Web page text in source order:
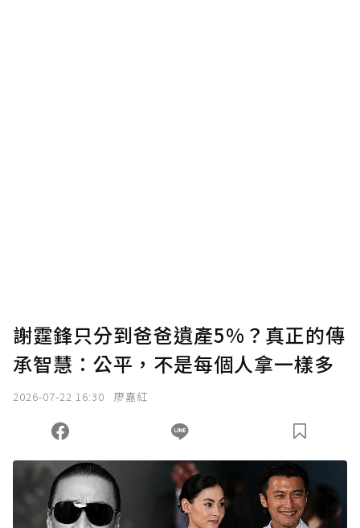
謝霆鋒只分到爸爸遺產5%？真正的傳
承智慧：公平，不是每個人拿一樣多
2026-07-22 16:30 廖嘉紅